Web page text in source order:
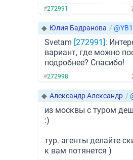
#272991
◆ Юлия Бадранова /
Svetam [272991]:
вариант, где можно
подробнее? Спасибо!
#272998
◆ Александр Александр /
из москвы с туром
:)
тур. агенты делайте
к вам потянется )